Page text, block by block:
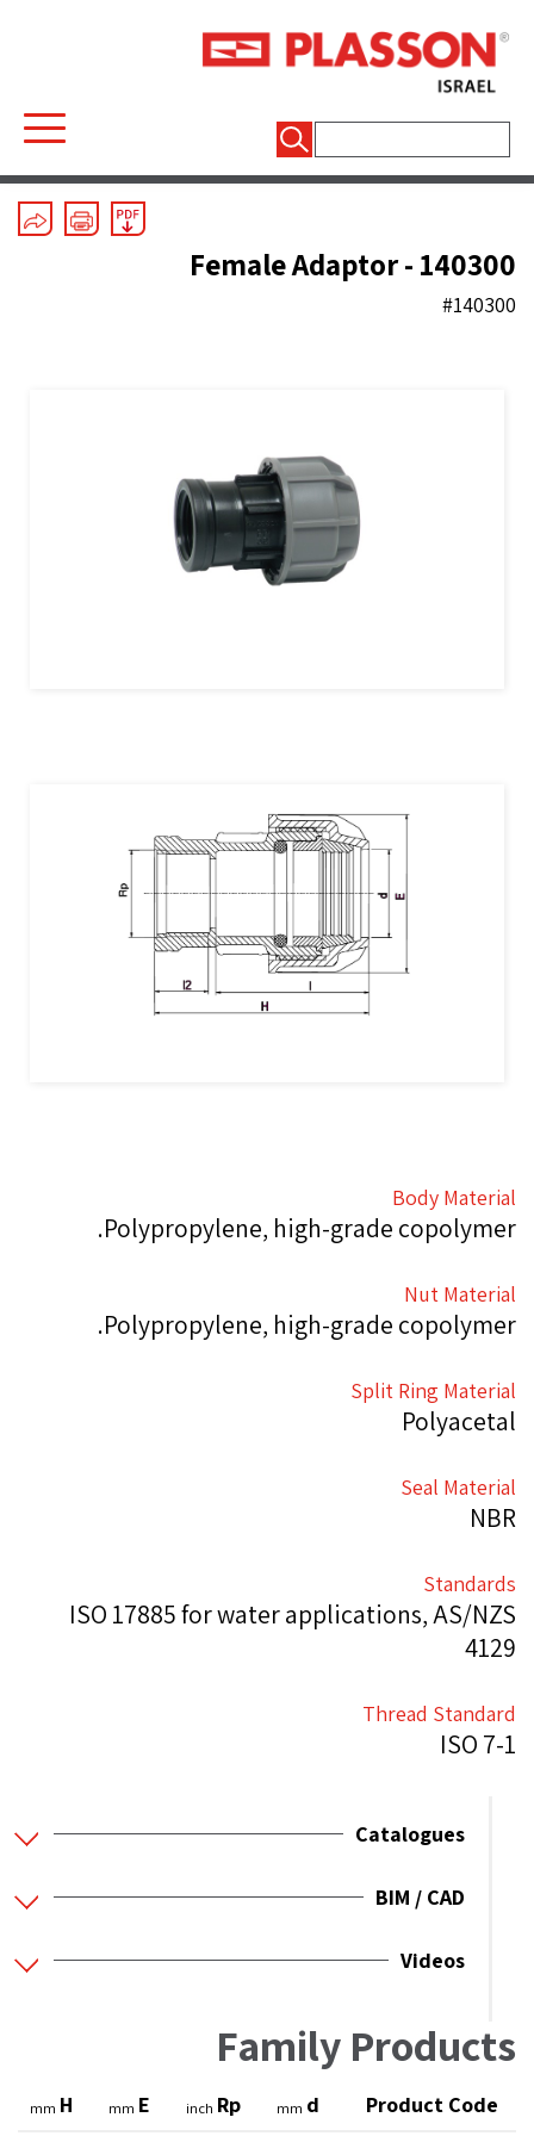
Mechanical Fittings/Silver Line/Couplers
Female Adaptor - 140300
#140300
Body Material
Polypropylene, high-grade copolymer.
Nut Material
Polypropylene, high-grade copolymer.
Split Ring Material
Polyacetal
Seal Material
NBR
Standards
ISO 17885 for water applications, AS/NZS
4129
Thread Standard
ISO 7-1
Catalogues
BIM / CAD
Videos
Family Products
Product Code
d
mm
Rp
inch
E
mm
H
mm